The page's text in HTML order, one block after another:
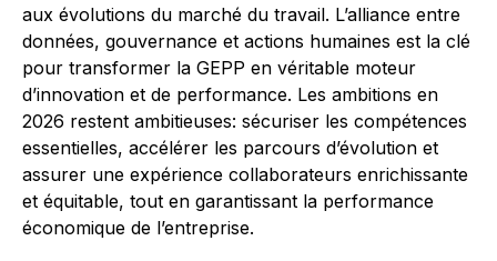
aux évolutions du marché du travail. L’alliance entre
données, gouvernance et actions humaines est la clé
pour transformer la GEPP en véritable moteur
d’innovation et de performance. Les ambitions en
2026 restent ambitieuses: sécuriser les compétences
essentielles, accélérer les parcours d’évolution et
assurer une expérience collaborateurs enrichissante
et équitable, tout en garantissant la performance
économique de l’entreprise.